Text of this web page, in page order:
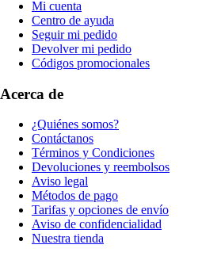
Mi cuenta
Centro de ayuda
Seguir mi pedido
Devolver mi pedido
Códigos promocionales
Acerca de
¿Quiénes somos?
Contáctanos
Términos y Condiciones
Devoluciones y reembolsos
Aviso legal
Métodos de pago
Tarifas y opciones de envío
Aviso de confidencialidad
Nuestra tienda